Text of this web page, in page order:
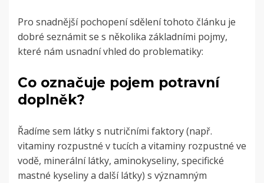
Pro snadnější pochopení sdělení tohoto článku je
dobré seznámit se s několika základními pojmy,
které nám usnadní vhled do problematiky:
Co označuje pojem potravní
doplněk?
Řadíme sem látky s nutričními faktory (např.
vitaminy rozpustné v tucích a vitaminy rozpustné ve
vodě, minerální látky, aminokyseliny, specifické
mastné kyseliny a další látky) s významným